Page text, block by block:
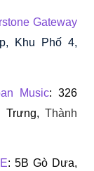
Gateway
Khu Phố 4,
Music: 326
Trưng, Thành
: 5B Gò Dưa,